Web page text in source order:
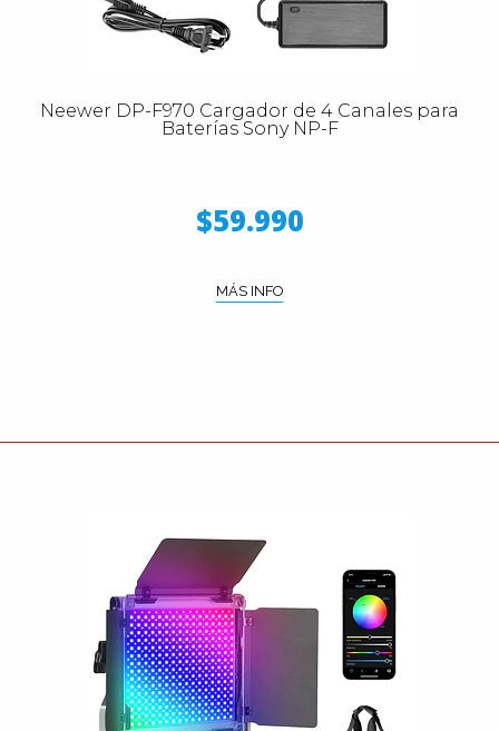
Neewer DP-F970 Cargador de 4 Canales para
Baterías Sony NP-F
$59.990
MÁS INFO